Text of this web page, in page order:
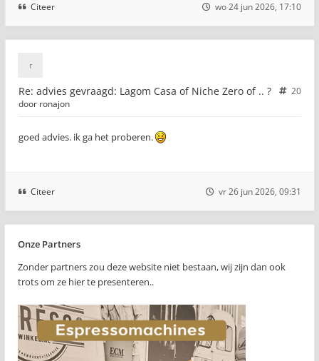
Citeer wo 24 jun 2026, 17:10
Re: advies gevraagd: Lagom Casa of Niche Zero of .. ?
20
door ronajon
goed advies. ik ga het proberen.
Citeer vr 26 jun 2026, 09:31
Onze Partners
Zonder partners zou deze website niet bestaan, wij zijn dan ook
trots om ze hier te presenteren..